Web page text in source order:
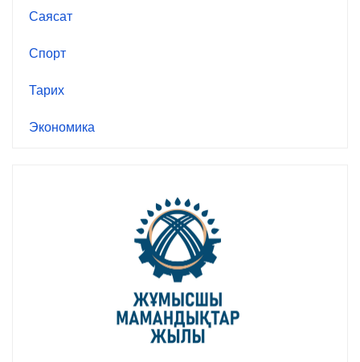
Саясат
Спорт
Тарих
Экономика